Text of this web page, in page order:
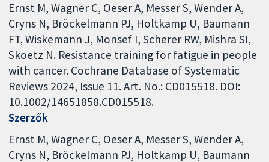
Ernst M, Wagner C, Oeser A, Messer S, Wender A,
Cryns N, Bröckelmann PJ, Holtkamp U, Baumann
FT, Wiskemann J, Monsef I, Scherer RW, Mishra SI,
Skoetz N. Resistance training for fatigue in people
with cancer. Cochrane Database of Systematic
Reviews 2024, Issue 11. Art. No.: CD015518. DOI:
10.1002/14651858.CD015518.
Szerzők
Ernst M Wagner C Oeser A Messer S Wender A
Cryns N Bröckelmann PJ Holtkamp U Baumann